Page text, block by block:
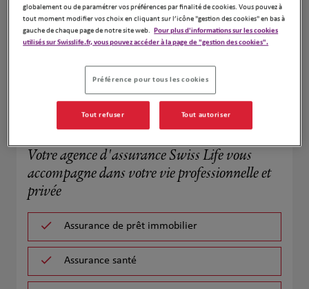
pour répondre aux besoins des particuliers, des
indépendants et chefs d’entreprises en matière de
sécurité financière.
accompagne dans vos projets pour que vous soyez
pleinement acteur de votre vie privée et
professionnelle. Contactez votre agence à CHARENTON
LE PONT pour réaliser un bilan personnalisé.
Votre agence d'assurance Swiss Life vous
accompagne dans votre vie professionnelle et
privée
Assurance de prêt immobilier
Assurance santé
globalement ou de paramétrer vos préférences par finalité de cookies. Vous pouvez à
tout moment modifier vos choix en cliquant sur l’icône "gestion des cookies" en bas à
gauche de chaque page de notre site web. Pour plus d'informations sur les cookies
utilisés sur Swisslife.fr, vous pouvez accéder à la page de "gestion des cookies".
Préférence pour tous les cookies
Tout refuser Tout autoriser